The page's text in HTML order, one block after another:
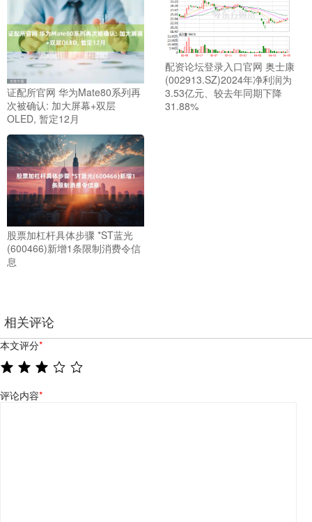
证配所官网 华为Mate80系列再
次被确认: 加大屏幕+双层
OLED, 暂定12月
配资论坛登录入口官网 奥士康
(002913.SZ)2024年净利润为
3.53亿元、较去年同期下降
31.88%
股票加杠杆具体步骤 *ST蓝光
(600466)新增1条限制消费令信
息
相关评论
本文评分*
评论内容*